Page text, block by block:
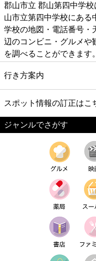
郡山市立 郡山第四中学
山市立第四中学校にある
学校の地図・電話番号・
辺のコンビニ・グルメや
を調べることができます。
行き方案内
スポット情報の訂正はこ
ジャンルでさがす